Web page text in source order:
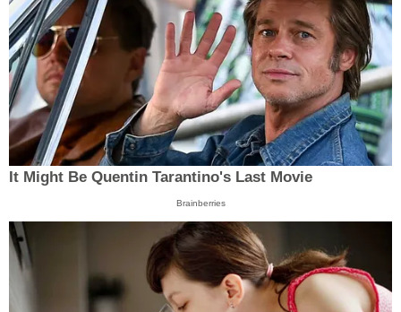
It Might Be Quentin Tarantino's Last Movie
Brainberries